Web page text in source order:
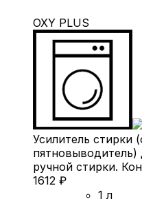
OXY PLUS
Усилитель стирки
ручной стирки.
1612 ₽
1 л